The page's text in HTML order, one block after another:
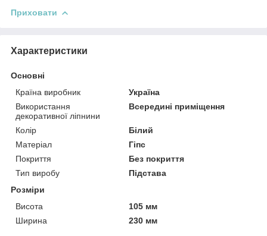
Приховати
Характеристики
Основні
Країна виробник
Україна
Використання
декоративної ліпнини
Всередині приміщення
Колір
Білий
Матеріал
Гіпс
Покриття
Без покриття
Тип виробу
Підстава
Розміри
Висота
105 мм
Ширина
230 мм